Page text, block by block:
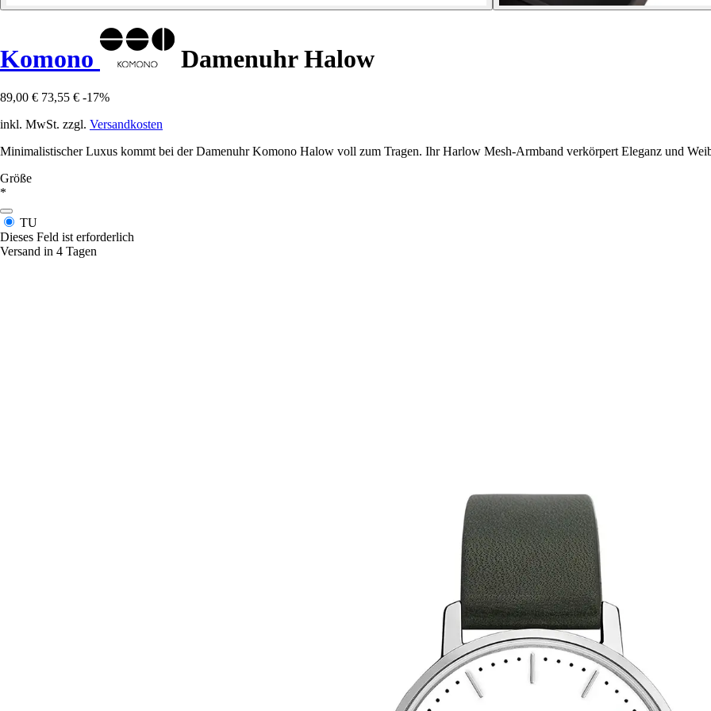
Komono Damenuhr Halow
89,00 € 73,55 € -17%
inkl. MwSt. zzgl. Versandkosten
Minimalistischer Luxus kommt bei der Damenuhr Komono Halow voll zum Tragen. Ihr Harlow Mesh-Armband verkörpert Eleganz und
Größe
*
TU
Dieses Feld ist erforderlich
Versand in 4 Tagen